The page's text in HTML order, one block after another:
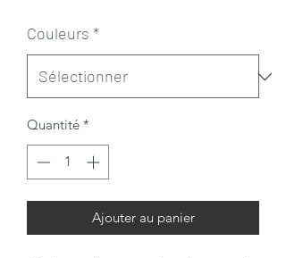
Couleurs *
Quantité *
Ajouter au panier